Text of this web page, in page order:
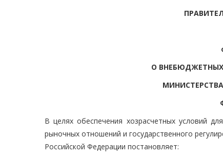
О
В целях обеспечения хозрасчетных условий
рыночных отношений и государственного
Российской Федерации постановляет: